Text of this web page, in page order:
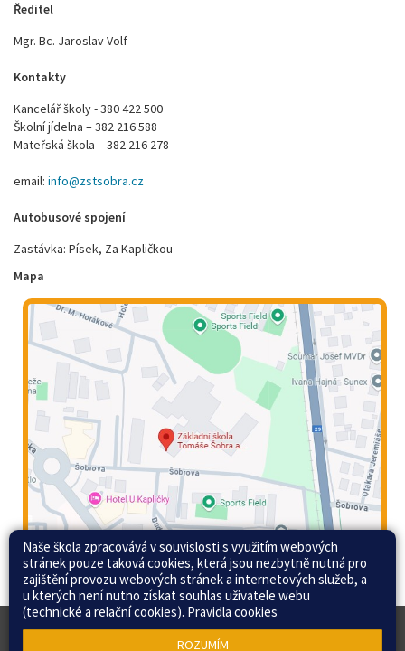
Ředitel
Mgr. Bc. Jaroslav Volf
Kontakty
Kancelář školy - 380 422 500
Školní jídelna – 382 216 588
Mateřská škola – 382 216 278
email: info@zstsobra.cz
Autobusové spojení
Zastávka: Písek, Za Kapličkou
Mapa
© 2015 - 2026 Základní škola Tomáše Šobra a
Mateřská škola Písek, Šobrova 2070 |Mapa stránek
Web školy
Naše škola zpracovává v souvislosti s využitím webových
stránek pouze taková cookies, která jsou nezbytně nutná pro
zajištění provozu webových stránek a internetových služeb, a
u kterých není nutno získat souhlas uživatele webu
(technické a relační cookies). Pravidla cookies
ROZUMÍM